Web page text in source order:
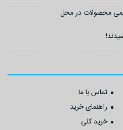
محصولات در محل
تماس با ما
راهنمای خرید
خرید کلی